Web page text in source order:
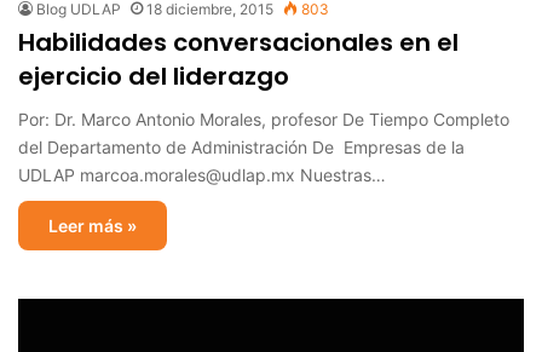
Blog UDLAP 18 diciembre, 2015 803
Habilidades conversacionales en el
ejercicio del liderazgo
Por: Dr. Marco Antonio Morales, profesor De Tiempo Completo
del Departamento de Administración De Empresas de la
UDLAP marcoa.morales@udlap.mx Nuestras…
Leer más »